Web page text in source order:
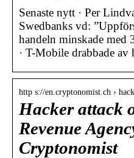
Senaste nytt · Per
Swedbanks vd:
handeln minskade med
· T-Mobile drabbade
http s://en.cryptonomist.ch ›
Hacker attack
Revenue
Cryptonomist